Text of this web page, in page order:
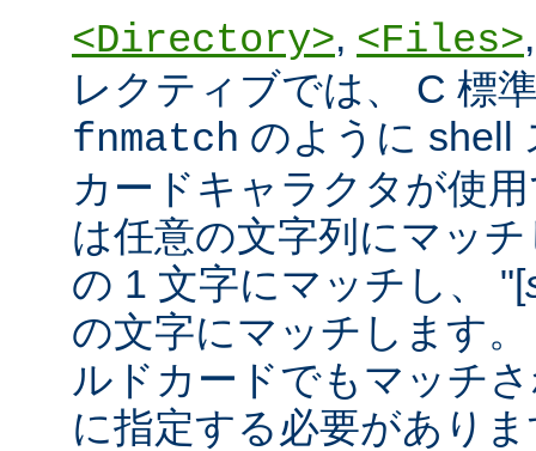
<Directory>, <Files>
レクティブでは、 C 標
fnmatch のように shell
カードキャラクタが使
は任意の文字列にマッ
の 1 文字にマッチし、 "[
の文字にマッチします
ルドカードでもマッチ
に指定する必要があり